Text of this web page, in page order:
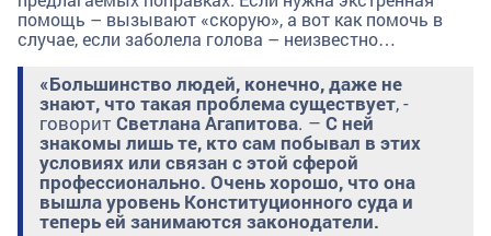
помощь – вызывают «скорую», а вот как помочь в
случае, если заболела голова – неизвестно…
«Большинство людей, конечно, даже не
знают, что такая проблема существует, -
говорит Светлана Агапитова. – С ней
знакомы лишь те, кто сам побывал в этих
условиях или связан с этой сферой
профессионально. Очень хорошо, что она
вышла уровень Конституционного суда и
теперь ей занимаются законодатели.